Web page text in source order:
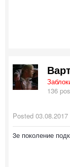
136
Posted 03.08.2017
3е поколение